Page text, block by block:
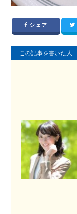
シェア
この記事を書いた人